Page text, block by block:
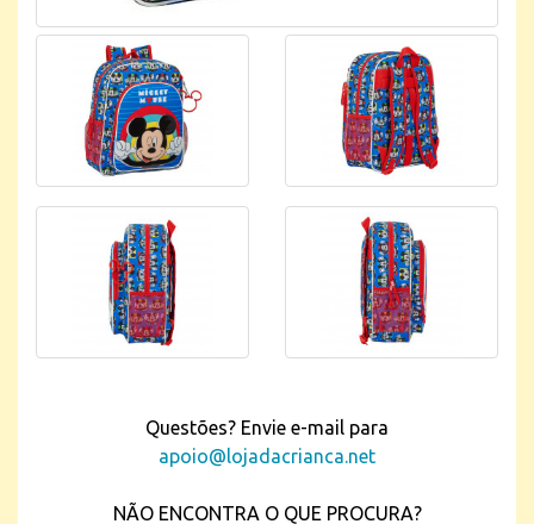
Questões? Envie e-mail para
apoio@lojadacrianca.net
NÃO ENCONTRA O QUE PROCURA?